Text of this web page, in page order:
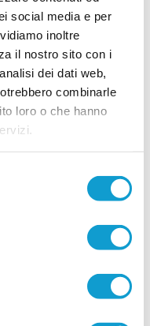
social media e per
inoltre
il nostro sito con i
dei dati web,
combinarle
loro o che hanno
Coppa Italia,
Viareggio e
Beach Soccer vola in
Italia al termine di una
spettacolare, battendo il